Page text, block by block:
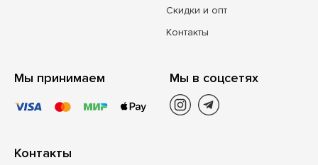
Скидки и опт
Контакты
Мы принимаем Мы в соцсетях
Контакты